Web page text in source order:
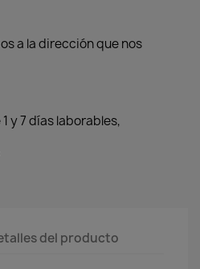
a la dirección que nos
y 7 días laborables,
del producto